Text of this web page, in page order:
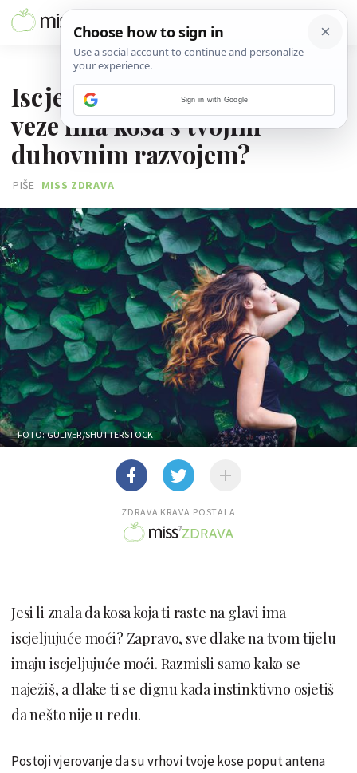
Iscjeljujuća moć kose: Kakve
veze ima kosa s tvojim
duhovnim razvojem?
PIŠE MISS ZDRAVA
FOTO: GULIVER/SHUTTERSTOCK
ZDRAVA KRAVA POSTALA
Jesi li znala da kosa koja ti raste na glavi ima
iscjeljujuće moći? Zapravo, sve dlake na tvom tijelu
imaju iscjeljujuće moći. Razmisli samo kako se
naježiš, a dlake ti se dignu kada instinktivno osjetiš
da nešto nije u redu.
Postoji vjerovanje da su vrhovi tvoje kose poput antena
Sign in with Google